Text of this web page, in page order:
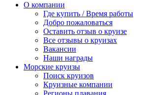
О компании
Где купить / Время работы
Добро пожаловаться
Оставить отзыв о круизе
Все отзывы о круизах
Вакансии
Наши награды
Морские круизы
Поиск круизов
Круизные компании
Регионы плавания